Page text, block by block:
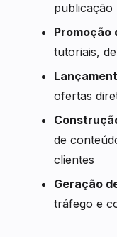
publicação
Promoção
tutoriais,
ofertas
de
clientes
Geração
tráfego e